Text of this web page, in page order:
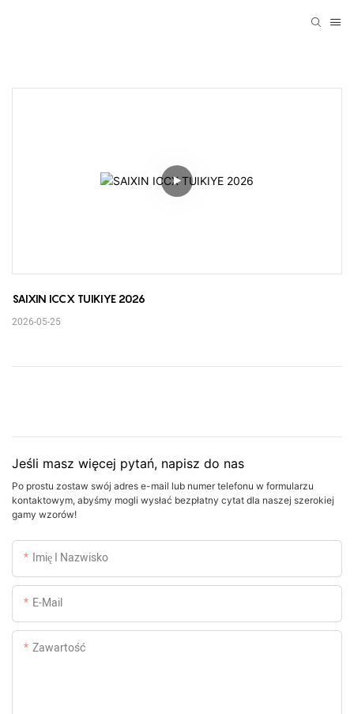
SAIXIN ICCX TUIKIYE 2026
2026-05-25
Jeśli masz więcej pytań, napisz do nas
Po prostu zostaw swój adres e-mail lub numer telefonu w formularzu
kontaktowym, abyśmy mogli wysłać bezpłatny cytat dla naszej szerokiej
gamy wzorów!
Imię I Nazwisko
E-Mail
Zawartość